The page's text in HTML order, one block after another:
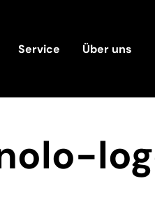
Service Über uns